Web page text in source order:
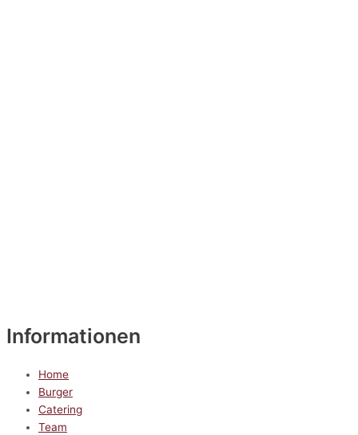
Informationen
Home
Burger
Catering
Team